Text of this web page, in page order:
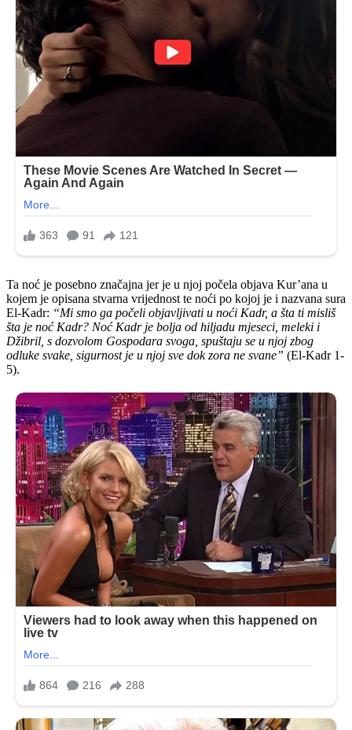
Ta noć je posebno značajna jer je u njoj počela objava Kur’ana u
kojem je opisana stvarna vrijednost te noći po kojoj je i nazvana sura
El-Kadr: “Mi smo ga počeli objavljivati u noći Kadr, a šta ti misliš
šta je noć Kadr? Noć Kadr je bolja od hiljadu mjeseci, meleki i
Džibril, s dozvolom Gospodara svoga, spuštaju se u njoj zbog
odluke svake, sigurnost je u njoj sve dok zora ne svane” (El-Kadr 1-
5).